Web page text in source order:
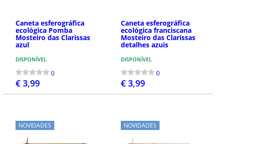
Caneta esferográfica
ecológica Pomba
Mosteiro das Clarissas
azul
DISPONÍVEL
0
€ 3,99
Caneta esferográfica
ecológica franciscana
Mosteiro das Clarissas
detalhes azuis
DISPONÍVEL
0
€ 3,99
NOVIDADES NOVIDADES